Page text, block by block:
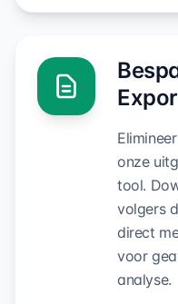
onze
tool.
volgers
direct
voor
analyse.